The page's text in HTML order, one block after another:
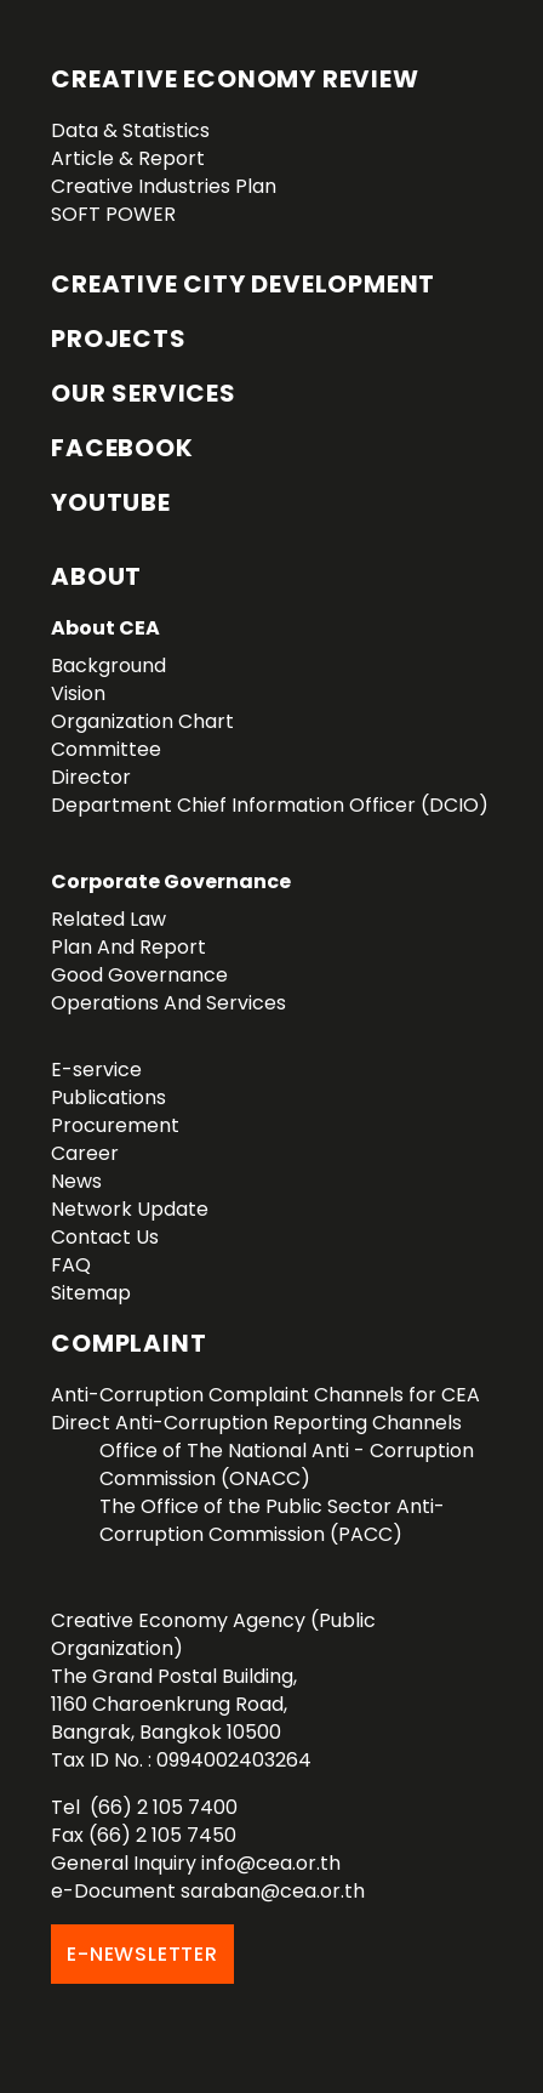
CREATIVE ECONOMY REVIEW
Data & Statistics
Article & Report
Creative Industries Plan
SOFT POWER
CREATIVE CITY DEVELOPMENT
PROJECTS
OUR SERVICES
FACEBOOK
YOUTUBE
ABOUT
About CEA
Background
Vision
Organization Chart
Committee
Director
Department Chief Information Officer (DCIO)
Corporate Governance
Related Law
Plan And Report
Good Governance
Operations And Services
E-service
Publications
Procurement
Career
News
Network Update
Contact Us
FAQ
Sitemap
COMPLAINT
Anti-Corruption Complaint Channels for CEA
Direct Anti-Corruption Reporting Channels
Office of The National Anti - Corruption
Commission (ONACC)
The Office of the Public Sector Anti-
Corruption Commission (PACC)
Creative Economy Agency (Public
Organization)
The Grand Postal Building,
1160 Charoenkrung Road,
Bangrak, Bangkok 10500
Tax ID No. : 0994002403264
Tel (66) 2 105 7400
Fax (66) 2 105 7450
General Inquiryinfo@cea.or.th
e-Documentsaraban@cea.or.th
E-NEWSLETTER